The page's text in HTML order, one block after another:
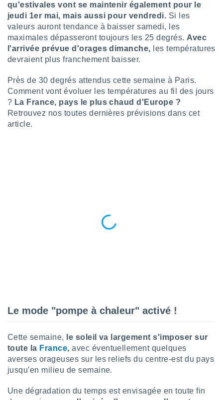
de
à
le
des
au
de
que
la
et que
qu'estivales vont se maintenir également pour le
jeudi 1er mai, mais aussi pour vendredi. Si les
valeurs auront tendance à baisser samedi, les
maximales dépasseront toujours les 25 degrés. Avec
l'arrivée prévue d'orages dimanche, les températures
devraient plus franchement baisser.
Près de 30 degrés attendus cette semaine à Paris.
Comment vont évoluer les températures au fil des jours
? La France, pays le plus chaud d'Europe ?
Retrouvez nos toutes dernières prévisions dans cet
article.
Le mode "pompe à chaleur" activé !
Cette semaine,
le soleil va largement s'imposer sur
toute la France, avec éventuellement quelques
averses orageuses sur les reliefs du centre-est du pays
jusqu'en milieu de semaine.
Une dégradation du temps est envisagée en toute fin